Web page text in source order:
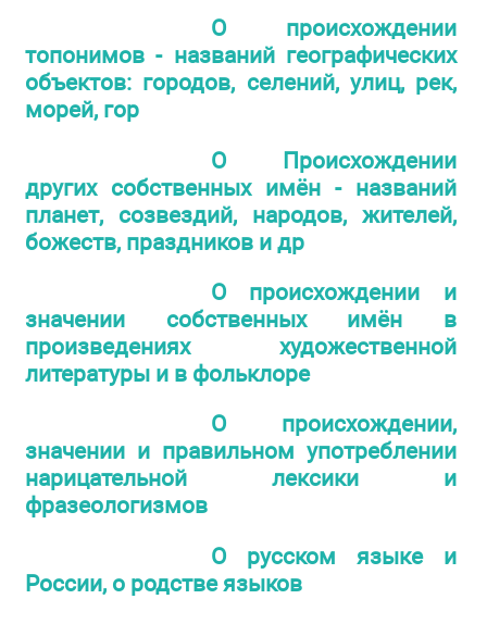
О происхождении
топонимов - названий географических
объектов: городов, селений, улиц, рек,
морей, гор
О Происхождении
других собственных имён - названий
планет, созвездий, народов, жителей,
божеств, праздников и др
О происхождении и
значении собственных имён в
произведениях художественной
литературы и в фольклоре
О происхождении,
значении и правильном употреблении
нарицательной лексики и
фразеологизмов
О русском языке и
России, о родстве языков